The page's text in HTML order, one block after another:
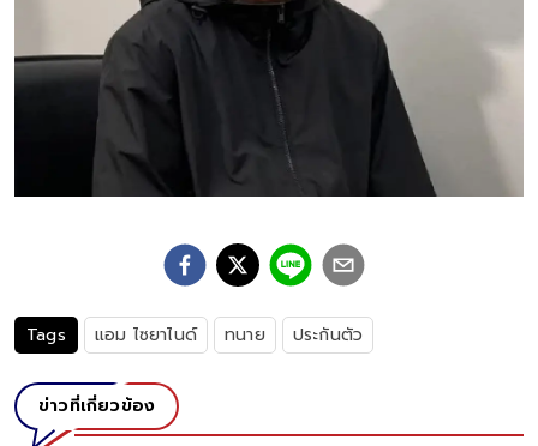
Tags แอม ไซยาไนด์ ทนาย ประกันตัว
ข่าวที่เกี่ยวข้อง